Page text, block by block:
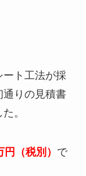
ート工法が採
通りの見積書
。
（税別） で